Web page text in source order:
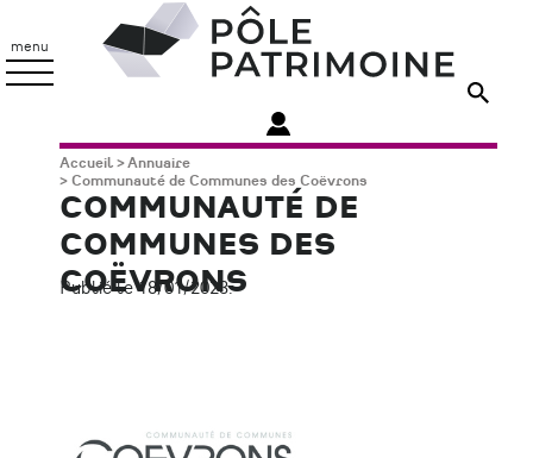
contenu
principal
menu
Patrimoine
Fil
d'Ariane
Accueil
Annuaire
Communauté de Communes des Coëvrons
COMMUNAUTÉ DE
COMMUNES DES
COËVRONS
Publié le 18/01/2023.